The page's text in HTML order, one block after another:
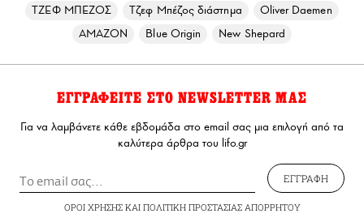
ΤΖΕΦ ΜΠΕΖΟΣ
Τζεφ Μπέζος διάστημα
Oliver Daemen
AMAZON
Blue Origin New Shepard
ΕΓΓΡΑΦΕΙΤΕ ΣΤΟ NEWSLETTER ΜΑΣ
Για να λαμβάνετε κάθε εβδομάδα στο email σας μια επιλογή από τα
καλύτερα άρθρα του lifo.gr
ΕΓΓΡΑΦΗ
ΟΡΟΙ ΧΡΗΣΗΣΚΑΙ ΠΟΛΙΤΙΚΗ ΠΡΟΣΤΑΣΙΑΣ ΑΠΟΡΡΗΤΟΥ